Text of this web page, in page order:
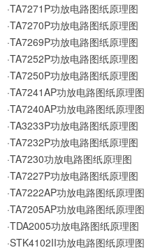
·TA7271P功放电路图纸原理图
·TA7270P功放电路图纸原理图
·TA7269P功放电路图纸原理图
·TA7252P功放电路图纸原理图
·TA7250P功放电路图纸原理图
·TA7241AP功放电路图纸原理图
·TA7240AP功放电路图纸原理图
·TA3233P功放电路图纸原理图
·TA7232P功放电路图纸原理图
·TA7230功放电路图纸原理图
·TA7227P功放电路图纸原理图
·TA7222AP功放电路图纸原理图
·TA7205AP功放电路图纸原理图
·TDA2005功放电路图纸原理图
·STK4102II功放电路图纸原理图